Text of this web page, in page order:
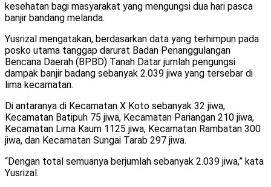
kesehatan bagi masyarakat yang mengungsi dua hari pasca
banjir bandang melanda.
Yusrizal mengatakan, berdasarkan data yang terhimpun pada
posko utama tanggap darurat Badan Penanggulangan
Bencana Daerah (BPBD) Tanah Datar jumlah pengungsi
dampak banjir badang sebanyak 2.039 jiwa yang tersebar di
lima kecamatan.
Di antaranya di Kecamatan X Koto sebanyak 32 jiwa,
Kecamatan Batipuh 75 jiwa, Kecamatan Pariangan 210 jiwa,
Kecamatan Lima Kaum 1125 jiwa, Kecamatan Rambatan 300
jiwa, dan Kecamatan Sungai Tarab 297 jiwa.
“Dengan total semuanya berjumlah sebanyak 2.039 jiwa,” kata
Yusrizal.